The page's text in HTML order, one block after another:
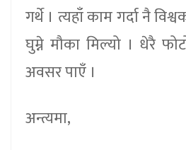
गर्थे । त्यहाँ काम गर्दा नै
घुम्ने मौका मिल्यो । धेरै
अवसर पाएँ ।
अन्त्यमा,